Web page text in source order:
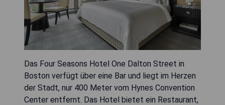
Das Four Seasons Hotel One Dalton Street in
Boston verfügt über eine Bar und liegt im Herzen
der Stadt, nur 400 Meter vom Hynes Convention
Center entfernt. Das Hotel bietet ein Restaurant,